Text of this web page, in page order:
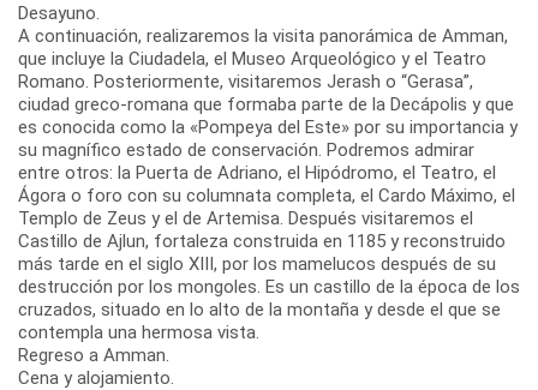
Desayuno.
A continuación, realizaremos la visita panorámica de Amman,
que incluye la Ciudadela, el Museo Arqueológico y el Teatro
Romano. Posteriormente, visitaremos Jerash o “Gerasa”,
ciudad greco-romana que formaba parte de la Decápolis y que
es conocida como la «Pompeya del Este» por su importancia y
su magnífico estado de conservación. Podremos admirar
entre otros: la Puerta de Adriano, el Hipódromo, el Teatro, el
Ágora o foro con su columnata completa, el Cardo Máximo, el
Templo de Zeus y el de Artemisa. Después visitaremos el
Castillo de Ajlun, fortaleza construida en 1185 y reconstruido
más tarde en el siglo XIII, por los mamelucos después de su
destrucción por los mongoles. Es un castillo de la época de los
cruzados, situado en lo alto de la montaña y desde el que se
contempla una hermosa vista.
Regreso a Amman.
Cena y alojamiento.